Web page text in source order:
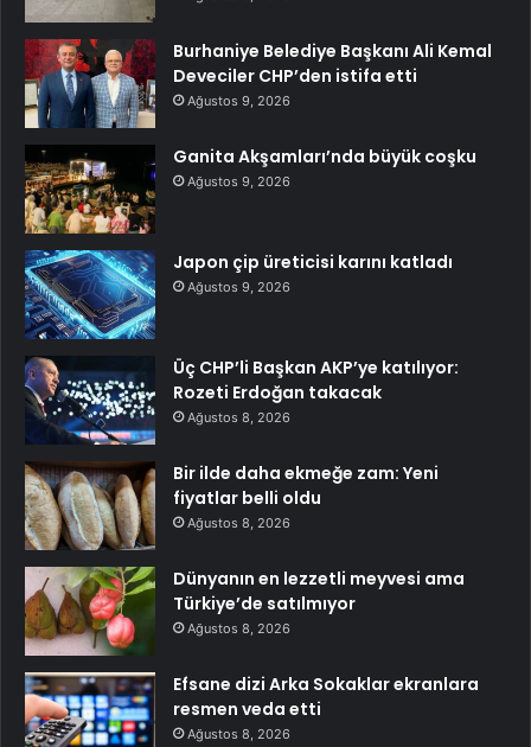
Burhaniye Belediye Başkanı Ali Kemal
Deveciler CHP’den istifa etti
Ağustos 9, 2026
Ganita Akşamları’nda büyük coşku
Ağustos 9, 2026
Japon çip üreticisi karını katladı
Ağustos 9, 2026
Üç CHP’li Başkan AKP’ye katılıyor:
Rozeti Erdoğan takacak
Ağustos 8, 2026
Bir ilde daha ekmeğe zam: Yeni
fiyatlar belli oldu
Ağustos 8, 2026
Dünyanın en lezzetli meyvesi ama
Türkiye’de satılmıyor
Ağustos 8, 2026
Efsane dizi Arka Sokaklar ekranlara
resmen veda etti
Ağustos 8, 2026